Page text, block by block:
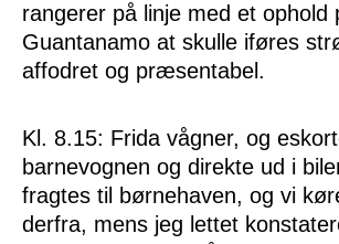
rangerer på linje med et ophold
Guantanamo at skulle iføres
affodret og præsentabel.
Kl. 8.15: Frida vågner, og
barnevognen og direkte ud i
fragtes til børnehaven, og vi
derfra, mens jeg lettet